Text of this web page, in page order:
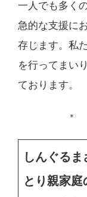
一人でも多く
急的な支援に
存じます。私
を行ってまい
ております。
しんぐる
とり親家